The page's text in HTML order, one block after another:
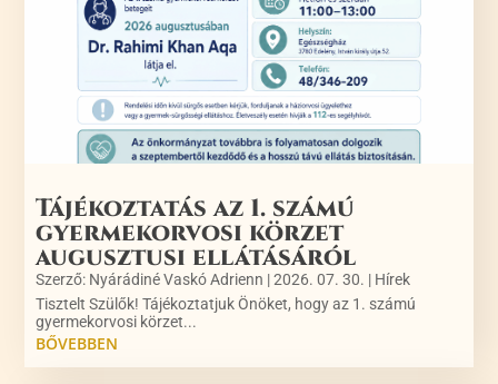
Tájékoztatás az 1. számú
gyermekorvosi körzet
augusztusi ellátásáról
Szerző: Nyárádiné Vaskó Adrienn |2026. 07. 30. | Hírek
Tisztelt Szülők! Tájékoztatjuk Önöket, hogy az 1. számú
gyermekorvosi körzet...
BŐVEBBEN